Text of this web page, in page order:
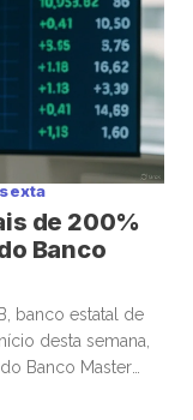
de 200%
Banco
banco estatal de
desta semana,
Banco Master